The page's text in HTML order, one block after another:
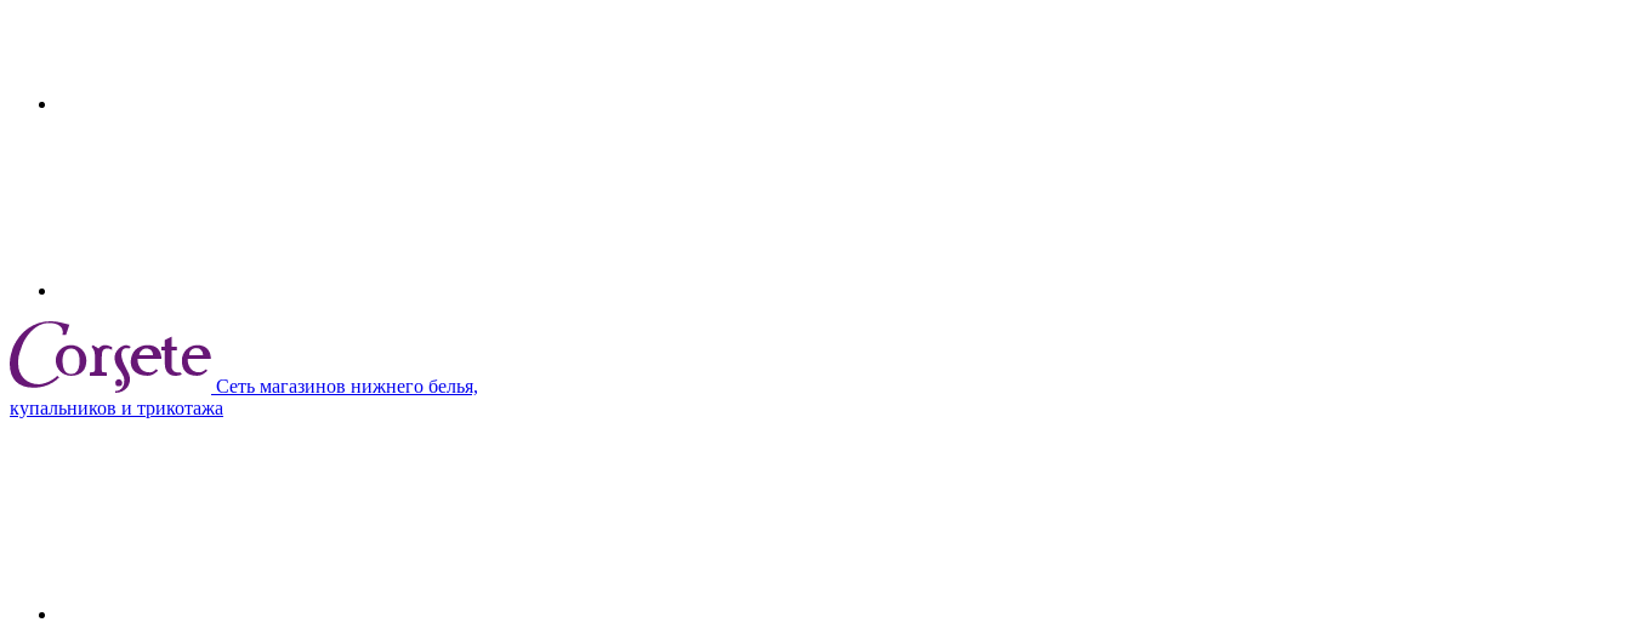
Сеть магазинов нижнего белья,
купальников и трикотажа